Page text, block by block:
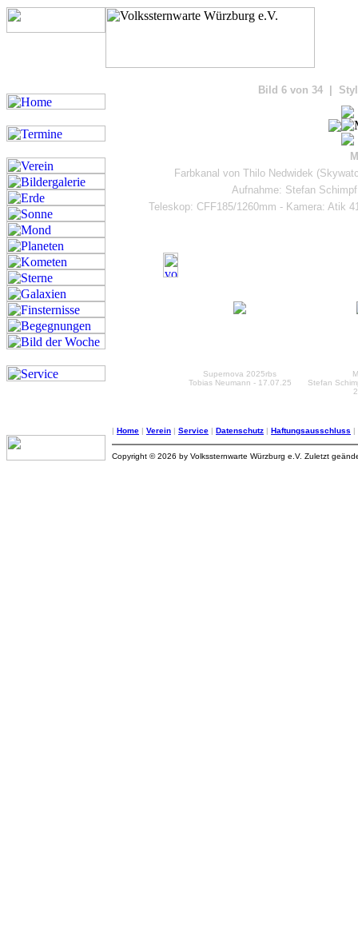
Bild 6 von 34 |
Farbkanal von Thilo Nedwidek
Aufnahme: Stefan
Teleskop: CFF185/1260mm - Kamera: Atik
Supernova 2025rbs
Tobias Neumann - 17.07.25
Stefan
| Home | Verein | Service | Datenschutz | Haftungsausschluss |
Copyright © 2026 by Volkssternwarte Würzburg e.V. Zuletzt